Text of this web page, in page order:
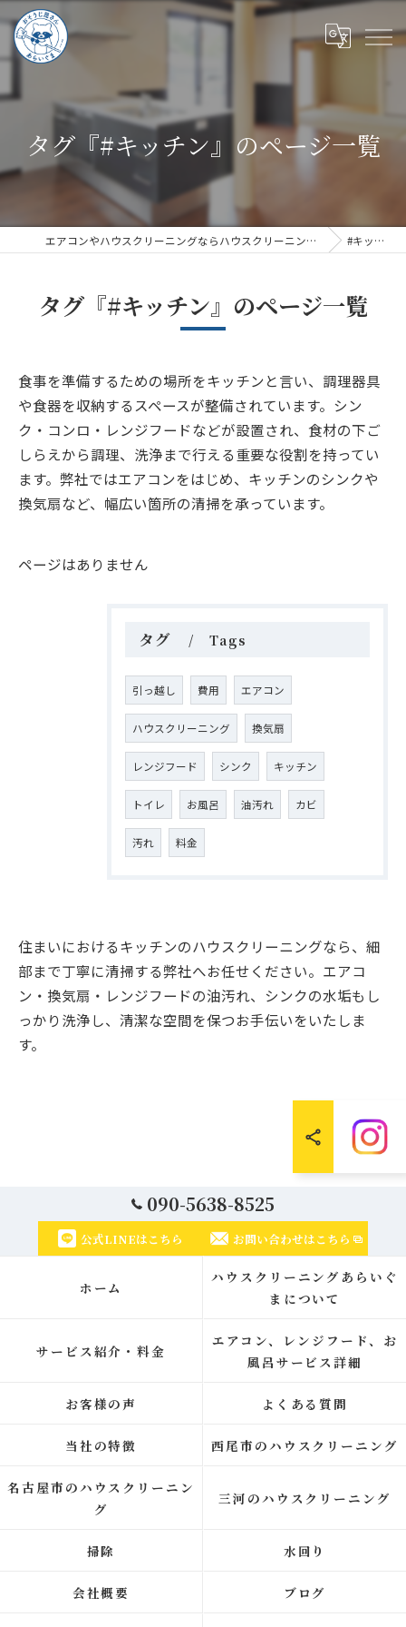
タグ『#キッチン』のページ一覧
エアコンやハウスクリーニングならハウスクリーニングあらいぐま #キッチン
タグ『#キッチン』のページ一覧
食事を準備するための場所をキッチンと言い、調理器具
や食器を収納するスペースが整備されています。シン
ク・コンロ・レンジフードなどが設置され、食材の下ご
しらえから調理、洗浄まで行える重要な役割を持ってい
ます。弊社ではエアコンをはじめ、キッチンのシンクや
換気扇など、幅広い箇所の清掃を承っています。
ページはありません
タグ Tags
引っ越し 費用 エアコン
ハウスクリーニング 換気扇
レンジフード シンク キッチン
トイレ お風呂 油汚れ カビ
汚れ 料金
住まいにおけるキッチンのハウスクリーニングなら、細
部まで丁寧に清掃する弊社へお任せください。エアコ
ン・換気扇・レンジフードの油汚れ、シンクの水垢もし
っかり洗浄し、清潔な空間を保つお手伝いをいたしま
す。
090-5638-8525
公式LINEはこちら お問い合わせはこちら
ホーム
ハウスクリーニングあらいぐ
まについて
サービス紹介・料金
エアコン、レンジフード、お
風呂サービス詳細
お客様の声 よくある質問
当社の特徴 西尾市のハウスクリーニング
名古屋市のハウスクリーニン
グ
三河のハウスクリーニング
掃除 水回り
会社概要 ブログ